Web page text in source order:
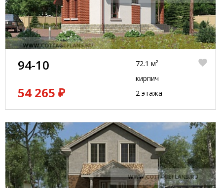
94-10
54 265 ₽
72.1 м²
кирпич
2 этажа